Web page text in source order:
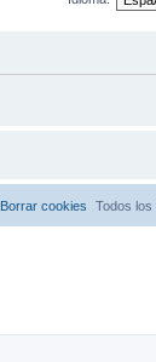
Todos
Borrar cookies